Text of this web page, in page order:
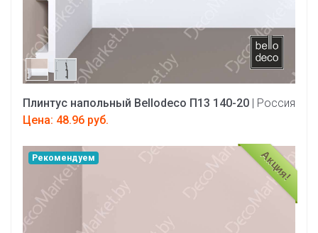
Плинтус напольный Bellodeco П13 140-20
| Россия
Цена: 48.96 руб.
Акция!
Рекомендуем